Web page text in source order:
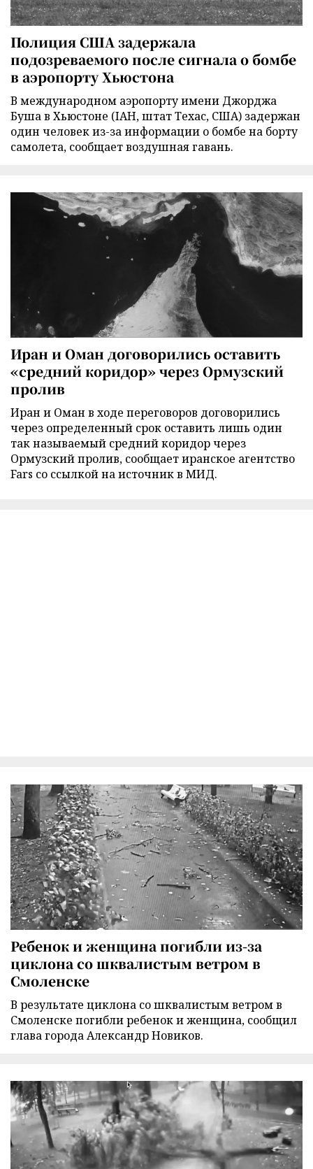
Полиция США задержала
подозреваемого после сигнала о бомбе
в аэропорту Хьюстона
В международном аэропорту имени Джорджа
Буша в Хьюстоне (IAH, штат Техас, США) задержан
один человек из-за информации о бомбе на борту
самолета, сообщает воздушная гавань.
Иран и Оман договорились оставить
«средний коридор» через Ормузский
пролив
Иран и Оман в ходе переговоров договорились
через определенный срок оставить лишь один
так называемый средний коридор через
Ормузский пролив, сообщает иранское агентство
Fars со ссылкой на источник в МИД.
Ребенок и женщина погибли из-за
циклона со шквалистым ветром в
Смоленске
В результате циклона со шквалистым ветром в
Смоленске погибли ребенок и женщина, сообщил
глава города Александр Новиков.